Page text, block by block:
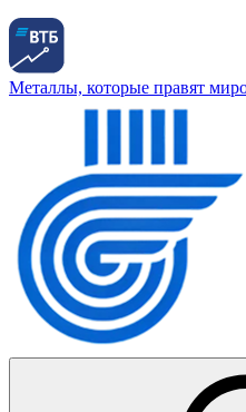
Металлы, которые правят